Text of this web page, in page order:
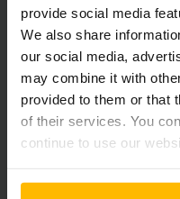
provide social media
We also share
our social media,
may combine it with
provided to them or that
of their services. You
continue to use our
Der Zwischenverkauf ist
Der folgende